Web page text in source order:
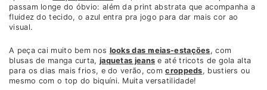
passam longe do óbvio: além da print abstrata que acompanha a
fluidez do tecido, o azul entra pra jogo para dar mais cor ao
visual.
A peça cai muito bem nos looks das meias-estações, com
blusas de manga curta, jaquetas jeans e até tricots de gola alta
para os dias mais frios, e do verão, comcroppeds, bustiers ou
mesmo com o top do biquíni. Muita versatilidade!